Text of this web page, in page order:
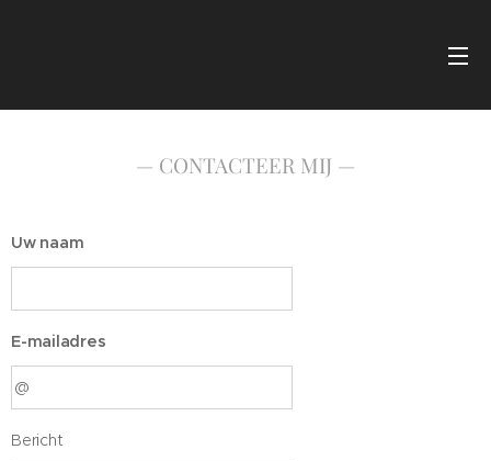
— CONTACTEER MIJ —
Uw naam
E-mailadres
Bericht